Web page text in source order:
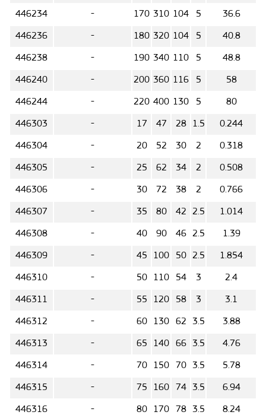
446234 - 170 310 104 5 36.6
446236 - 180 320 104 5 40.8
446238 - 190 340 110 5 48.8
446240 - 200 360 116 5 58
446244 - 220 400 130 5 80
446303 - 17 47 28 1.5 0.244
446304 - 20 52 30 2 0.318
446305 - 25 62 34 2 0.508
446306 - 30 72 38 2 0.766
446307 - 35 80 42 2.5 1.014
446308 - 40 90 46 2.5 1.39
446309 - 45 100 50 2.5 1.854
446310 - 50 110 54 3 2.4
446311 - 55 120 58 3 3.1
446312 - 60 130 62 3.5 3.88
446313 - 65 140 66 3.5 4.76
446314 - 70 150 70 3.5 5.78
446315 - 75 160 74 3.5 6.94
446316 - 80 170 78 3.5 8.24